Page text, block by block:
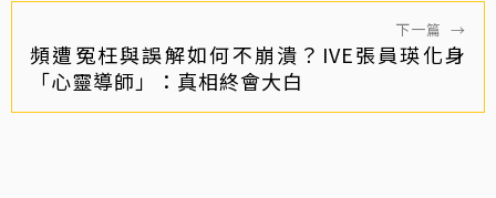
下一篇 →
頻遭冤枉與誤解如何不崩潰？IVE張員瑛化身
「心靈導師」：真相終會大白